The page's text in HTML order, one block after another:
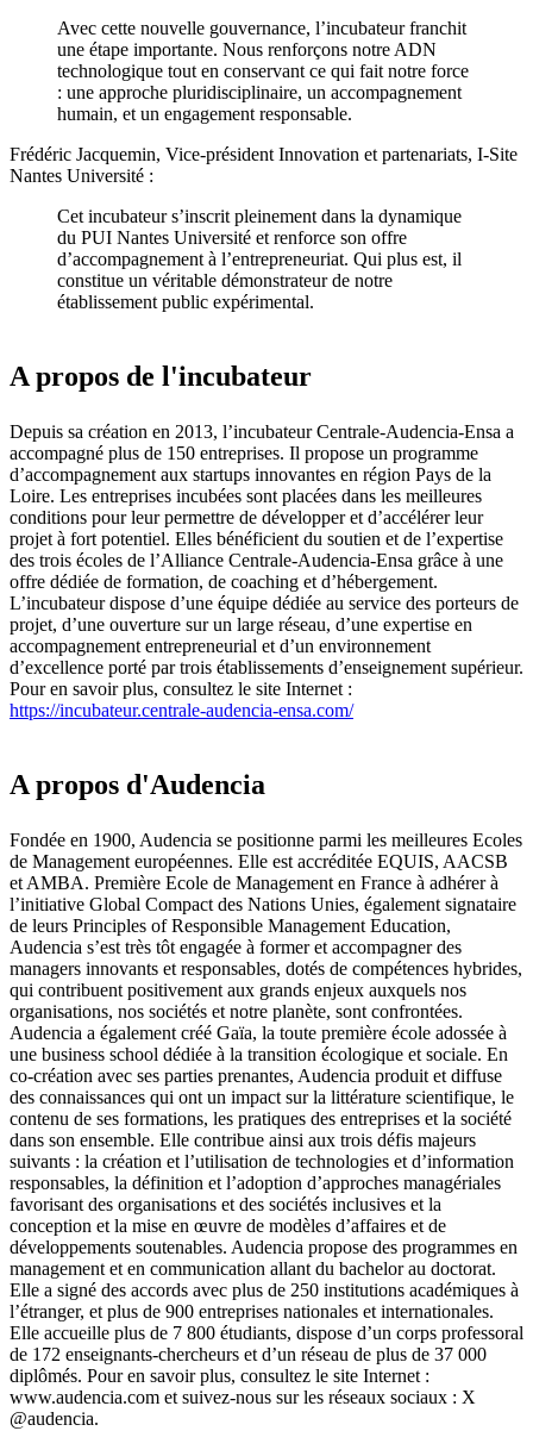
Avec cette nouvelle gouvernance, l’incubateur franchit
une étape importante. Nous renforçons notre ADN
technologique tout en conservant ce qui fait notre force
: une approche pluridisciplinaire, un accompagnement
humain, et un engagement responsable.
Frédéric Jacquemin, Vice-président Innovation et partenariats, I-Site
Nantes Université :
Cet incubateur s’inscrit pleinement dans la dynamique
du PUI Nantes Université et renforce son offre
d’accompagnement à l’entrepreneuriat. Qui plus est, il
constitue un véritable démonstrateur de notre
établissement public expérimental.
A propos de l'incubateur
Depuis sa création en 2013, l’incubateur Centrale-Audencia-Ensa a
accompagné plus de 150 entreprises. Il propose un programme
d’accompagnement aux startups innovantes en région Pays de la
Loire. Les entreprises incubées sont placées dans les meilleures
conditions pour leur permettre de développer et d’accélérer leur
projet à fort potentiel. Elles bénéficient du soutien et de l’expertise
des trois écoles de l’Alliance Centrale-Audencia-Ensa grâce à une
offre dédiée de formation, de coaching et d’hébergement.
L’incubateur dispose d’une équipe dédiée au service des porteurs de
projet, d’une ouverture sur un large réseau, d’une expertise en
accompagnement entrepreneurial et d’un environnement
d’excellence porté par trois établissements d’enseignement supérieur.
Pour en savoir plus, consultez le site Internet :
https://incubateur.centrale-audencia-ensa.com/
A propos d'Audencia
Fondée en 1900, Audencia se positionne parmi les meilleures Ecoles
de Management européennes. Elle est accréditée EQUIS, AACSB
et AMBA. Première Ecole de Management en France à adhérer à
l’initiative Global Compact des Nations Unies, également signataire
de leurs Principles of Responsible Management Education,
Audencia s’est très tôt engagée à former et accompagner des
managers innovants et responsables, dotés de compétences hybrides,
qui contribuent positivement aux grands enjeux auxquels nos
organisations, nos sociétés et notre planète, sont confrontées.
Audencia a également créé Gaïa, la toute première école adossée à
une business school dédiée à la transition écologique et sociale. En
co-création avec ses parties prenantes, Audencia produit et diffuse
des connaissances qui ont un impact sur la littérature scientifique, le
contenu de ses formations, les pratiques des entreprises et la société
dans son ensemble. Elle contribue ainsi aux trois défis majeurs
suivants : la création et l’utilisation de technologies et d’information
responsables, la définition et l’adoption d’approches managériales
favorisant des organisations et des sociétés inclusives et la
conception et la mise en œuvre de modèles d’affaires et de
développements soutenables. Audencia propose des programmes en
management et en communication allant du bachelor au doctorat.
Elle a signé des accords avec plus de 250 institutions académiques à
l’étranger, et plus de 900 entreprises nationales et internationales.
Elle accueille plus de 7 800 étudiants, dispose d’un corps professoral
de 172 enseignants-chercheurs et d’un réseau de plus de 37 000
diplômés. Pour en savoir plus, consultez le site Internet :
www.audencia.com et suivez-nous sur les réseaux sociaux : X
@audencia.